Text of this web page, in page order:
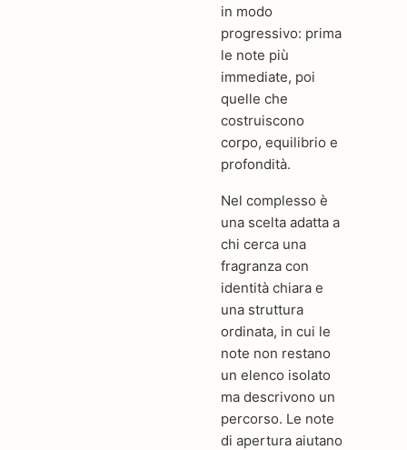
in modo
progressivo: prima
le note più
immediate, poi
quelle che
costruiscono
corpo, equilibrio e
profondità.
Nel complesso è
una scelta adatta a
chi cerca una
fragranza con
identità chiara e
una struttura
ordinata, in cui le
note non restano
un elenco isolato
ma descrivono un
percorso. Le note
di apertura aiutano